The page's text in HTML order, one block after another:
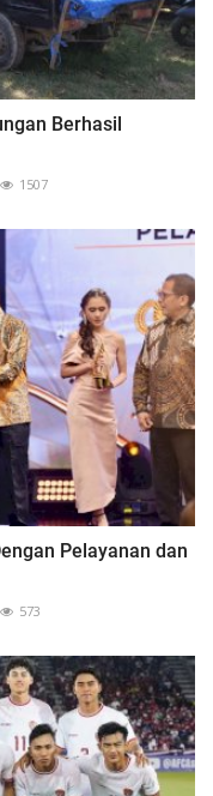
Berhasil
1507
Pelayanan dan
573